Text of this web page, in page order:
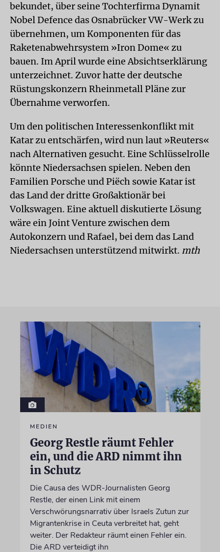
bekundet, über seine Tochterfirma Dynamit
Nobel Defence das Osnabrücker VW-Werk zu
übernehmen, um Komponenten für das
Raketenabwehrsystem »Iron Dome« zu
bauen. Im April wurde eine Absichtserklärung
unterzeichnet. Zuvor hatte der deutsche
Rüstungskonzern Rheinmetall Pläne zur
Übernahme verworfen.
Um den politischen Interessenkonflikt mit
Katar zu entschärfen, wird nun laut »Reuters«
nach Alternativen gesucht. Eine Schlüsselrolle
könnte Niedersachsen spielen. Neben den
Familien Porsche und Piëch sowie Katar ist
das Land der dritte Großaktionär bei
Volkswagen. Eine aktuell diskutierte Lösung
wäre ein Joint Venture zwischen dem
Autokonzern und Rafael, bei dem das Land
Niedersachsen unterstützend mitwirkt. mth
MEDIEN
Georg Restle räumt Fehler
ein, und die ARD nimmt ihn
in Schutz
Die Causa des WDR-Journalisten Georg
Restle, der einen Link mit einem
Verschwörungsnarrativ über Israels Zutun zur
Migrantenkrise in Ceuta verbreitet hat, geht
weiter. Der Redakteur räumt einen Fehler ein.
Die ARD verteidigt ihn